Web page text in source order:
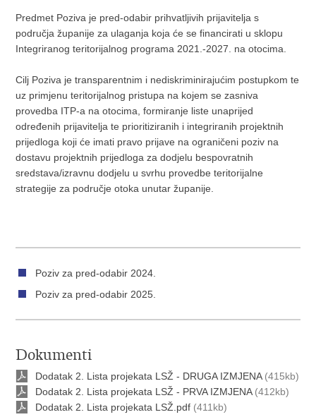
Predmet Poziva je pred-odabir prihvatljivih prijavitelja s
područja županije za ulaganja koja će se financirati u sklopu
Integriranog teritorijalnog programa 2021.-2027. na otocima.
Cilj Poziva je transparentnim i nediskriminirajućim postupkom te
uz primjenu teritorijalnog pristupa na kojem se zasniva
provedba ITP-a na otocima, formiranje liste unaprijed
određenih prijavitelja te prioritiziranih i integriranih projektnih
prijedloga koji će imati pravo prijave na ograničeni poziv na
dostavu projektnih prijedloga za dodjelu bespovratnih
sredstava/izravnu dodjelu u svrhu provedbe teritorijalne
strategije za područje otoka unutar županije.
Poziv za pred-odabir 2024.
Poziv za pred-odabir 2025.
Dokumenti
Dodatak 2. Lista projekata LSŽ - DRUGA IZMJENA(415kb)
Dodatak 2. Lista projekata LSŽ - PRVA IZMJENA(412kb)
Dodatak 2. Lista projekata LSŽ.pdf (411kb)